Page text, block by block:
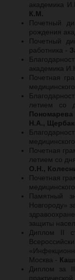
академика
К.М.
Почетный
рождения
Почетный
работника -
академика
Почетная
летием со
Н.А.,
Почетная
летием со
О.Н.,
Почетная
Памятный
Новгороду»
защиты
Диплом II
Москва -
Диплом за